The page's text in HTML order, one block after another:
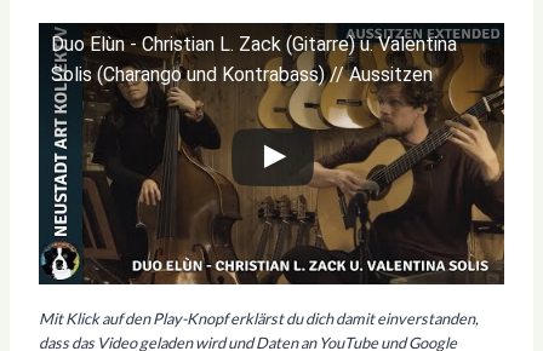
Duo Elùn - Christian L. Zack (Gitarre) u. Valentina
Solis (Charango und Kontrabass) // Aussitzen
Mit Klick auf den Play-Knopf erklärst du dich damit einverstanden,
dass das Video geladen wird und Daten an YouTube und Google